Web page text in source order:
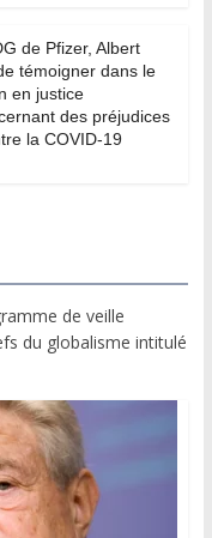
de Pfizer, Albert
témoigner dans le
en justice
des préjudices
la COVID-19
de veille
du globalisme intitulé